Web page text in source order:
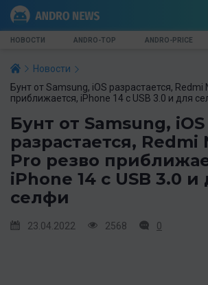
НОВОСТИ ANDRO-TOP ANDRO-PRICE
Новости
Бунт от Samsung, iOS разрастается, Redmi
приближается, iPhone 14 с USB 3.0 и для
Бунт от Samsung, iOS
разрастается, Redmi
Pro резво
iPhone 14 с USB 3.0 и
селфи
23.04.2022 2568 0